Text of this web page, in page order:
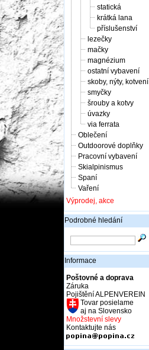
statická
krátká lana
příslušenství
lezečky
mačky
magnézium
ostatní vybavení
skoby, nýty, kotvení
smyčky
šrouby a kotvy
úvazky
via ferrata
Oblečení
Outdoorové doplňky
Pracovní vybavení
Skialpinismus
Spaní
Vaření
Výprodej, akce
Podrobné hledání
Informace
Poštovné a doprava
Záruka
Pojištění ALPENVEREIN
Tovar posielame
aj na Slovensko
Množstevní slevy
Kontaktujte nás